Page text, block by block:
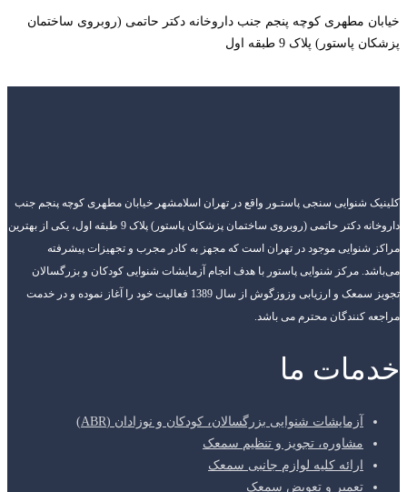
خیابان مطهری کوچه پنجم جنب داروخانه دکتر حاتمی (روبروی ساختمان
پزشکان پاستور) پلاک 9 طبقه اول
کلینیک شنوایی سنجی پاستـور واقع در تهران اسلامشهر خیابان مطهری کوچه پنجم جنب
داروخانه دکتر حاتمی (روبروی ساختمان پزشکان پاستور) پلاک 9 طبقه اول، یکی از بهترین
مراکز شنوایی موجود در تهران است که مجهز به کادر مجرب و تجهیزات پیشرفته
می‌باشد. مرکز شنوایی پاستور با هدف انجام آزمایشات شنوایی کودکان و بزرگسالان
تجویز سمعک و ارزیابی وزوزگوش از سال 1389 فعالیت خود را آغاز نموده و در خدمت
مراجعه کنندگان محترم می باشد.
خدمات ما
آزمایشات شنوایی بزرگسالان، کودکان و نوزادان (ABR)
مشاوره، تجویز و تنظیم سمعک
ارائه کلیه لوازم جانبی سمعک
تعمیر و تعویض سمعک